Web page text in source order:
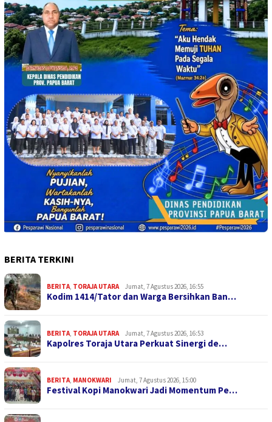
BERITA TERKINI
BERITA, TORAJA UTARA Jumat, 7 Agustus 2026, 16:55
Kodim 1414/Tator dan Warga Bersihkan Ban…
BERITA, TORAJA UTARA Jumat, 7 Agustus 2026, 16:53
Kapolres Toraja Utara Perkuat Sinergi de…
BERITA, MANOKWARI Jumat, 7 Agustus 2026, 15:00
Festival Kopi Manokwari Jadi Momentum Pe…